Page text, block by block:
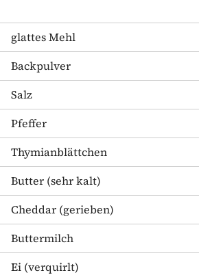
glattes Mehl
Backpulver
Salz
Pfeffer
Thymianblättchen
Butter (sehr kalt)
Cheddar (gerieben)
Buttermilch
Ei (verquirlt)